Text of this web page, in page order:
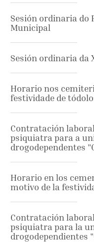
Sesión ordinaria do
Municipal
Sesión ordinaria da
Horario nos
festividade de
Contratación
psiquiatra para a
drogodependentes
Horario en los
motivo de la
Contratación
psiquiatra para la
drogodependientes